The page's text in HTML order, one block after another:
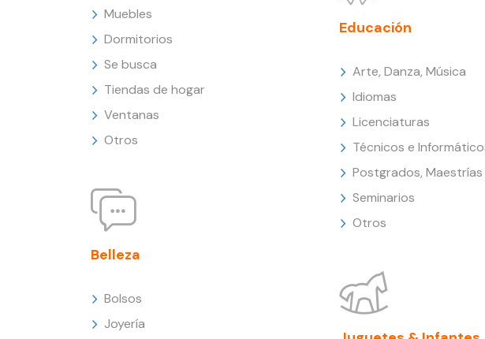
Muebles
Dormitorios
Se busca
Tiendas de hogar
Ventanas
Otros
Belleza
Bolsos
Joyería
Educación
Arte, Danza, Música
Idiomas
Licenciaturas
Técnicos e
Postgrados, Maestrías
Seminarios
Otros